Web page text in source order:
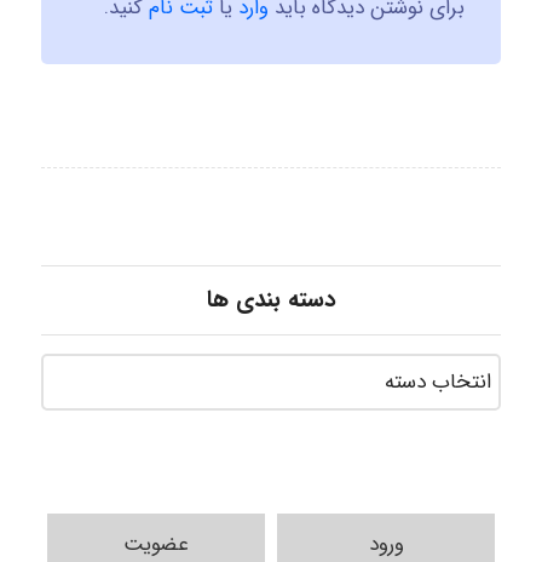
برای نوشتن دیدگاه باید وارد یا ثبت نامکنید.
دسته بندی ها
ورود عضویت